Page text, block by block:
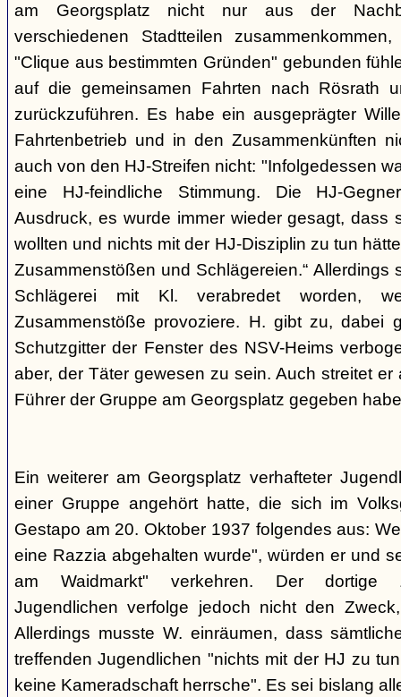
am Georgsplatz nicht nur aus der
verschiedenen Stadtteilen
"Clique aus bestimmten Gründen" gebunden
auf die gemeinsamen Fahrten nach Rösrath
zurückzuführen. Es habe ein ausgeprägter
Fahrtenbetrieb und in den Zusammenkünften
auch von den HJ-Streifen nicht: "Infolgedessen
eine HJ-feindliche Stimmung. Die HJ-
Ausdruck, es wurde immer wieder gesagt, dass
wollten und nichts mit der HJ-Disziplin zu tun
Zusammenstößen und Schlägereien.“ Allerdings
Schlägerei mit Kl. verabredet worden,
Zusammenstöße provoziere. H. gibt zu, dabei
Schutzgitter der Fenster des NSV-Heims
aber, der Täter gewesen zu sein. Auch streitet
Führer der Gruppe am Georgsplatz gegeben
Ein weiterer am Georgsplatz verhafteter
einer Gruppe angehört hatte, die sich im
Gestapo am 20. Oktober 1937 folgendes aus:
eine Razzia abgehalten wurde", würden er und
am Waidmarkt" verkehren. Der dortige
Jugendlichen verfolge jedoch nicht den
Allerdings musste W. einräumen, dass
treffenden Jugendlichen "nichts mit der HJ zu
keine Kameradschaft herrsche". Es sei bislang